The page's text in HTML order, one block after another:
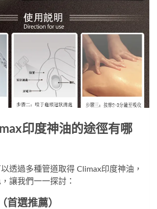
印度神油的途徑有哪
透過多種管道取得 Climax印度神油 ，
讓我們一一探討：
首選推薦）